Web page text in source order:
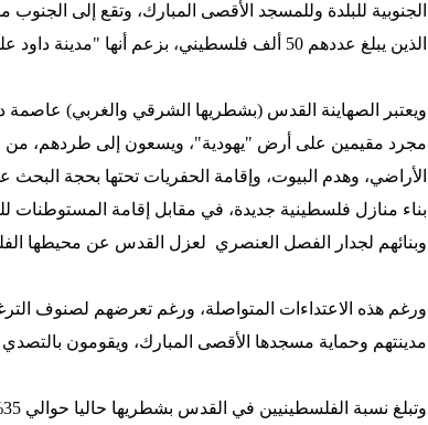
الجنوبية للبلدة وللمسجد الأقصى المبارك، وتقع إلى
الذين يبلغ عددهم 50 ألف فلسطيني، بزعم أنها "مدينة داود عليه السلام".
ويعتبر الصهاينة القدس (بشطريها الشرقي والغربي) عاصمة
مجرد مقيمين على أرض "يهودية"، ويسعون إلى طردهم، من
الأراضي، وهدم البيوت، وإقامة الحفريات تحتها بحجة البحث
وبنائهم لجدار الفصل العنصري لعزل القدس عن محيطها
ورغم هذه الاعتداءات المتواصلة، ورغم تعرضهم لصنوف
مدينتهم وحماية مسجدها الأقصى المبارك، ويقومون